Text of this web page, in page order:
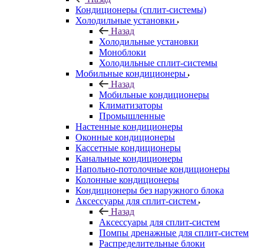
Кондиционеры (сплит-системы)
Холодильные установки
Назад
Холодильные установки
Моноблоки
Холодильные сплит-системы
Мобильные кондиционеры
Назад
Мобильные кондиционеры
Климатизаторы
Промышленные
Настенные кондиционеры
Оконные кондиционеры
Кассетные кондиционеры
Канальные кондиционеры
Напольно-потолочные кондиционеры
Колонные кондиционеры
Кондиционеры без наружного блока
Аксессуары для сплит-систем
Назад
Аксессуары для сплит-систем
Помпы дренажные для сплит-систем
Распределительные блоки